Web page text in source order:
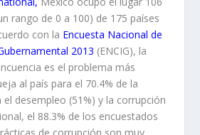
rango de 0 a 100) de 175 países
con la Encuesta Nacional de
2013 (ENCIG), la
es el problema más
al país para el 70.4% de la
el desempleo (51%) y la corrupción
el 88.3% de los encuestados